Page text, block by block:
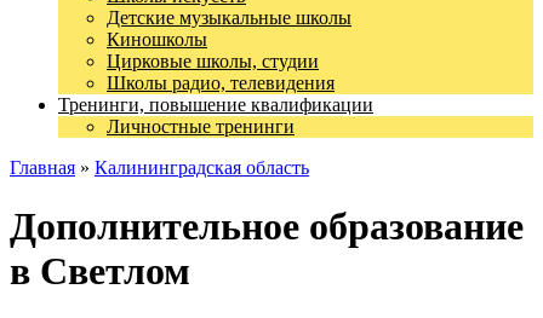
Детские музыкальные школы
Киношколы
Цирковые школы, студии
Школы радио, телевидения
Тренинги, повышение квалификации
Личностные тренинги
Главная » Калининградская область
Дополнительное образование
в Светлом